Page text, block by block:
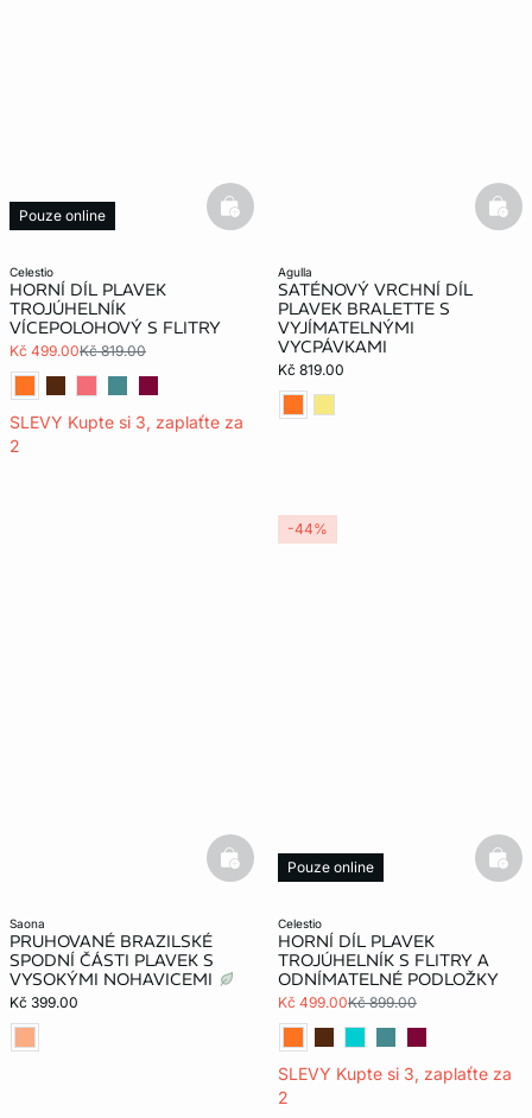
celestio
HORNÍ DÍL PLAVEK
TROJÚHELNÍK
VÍCEPOLOHOVÝ S FLITRY
Kč 499.00Kč 819.00
SLEVY Kupte si 3, zaplaťte za
2
Pouze online basketfull
agulla
SATÉNOVÝ VRCHNÍ DÍL
PLAVEK BRALETTE S
VYJÍMATELNÝMI
VYCPÁVKAMI
Kč 819.00
saona
PRUHOVANÉ BRAZILSKÉ
SPODNÍ ČÁSTI PLAVEK S
VYSOKÝMI NOHAVICEMI
Kč 399.00
basketfull
celestio
HORNÍ DÍL PLAVEK
TROJÚHELNÍK S FLITRY A
ODNÍMATELNÉ PODLOŽKY
Kč 499.00Kč 899.00
SLEVY Kupte si 3, zaplaťte za
2
Pouze online
-44%